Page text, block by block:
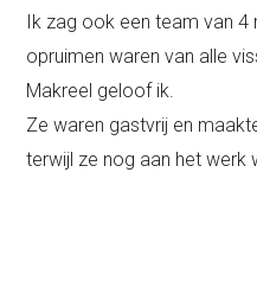
Ik zag ook een team van 4
opruimen waren van alle
Makreel geloof ik.
Ze waren gastvrij en
terwijl ze nog aan het werk